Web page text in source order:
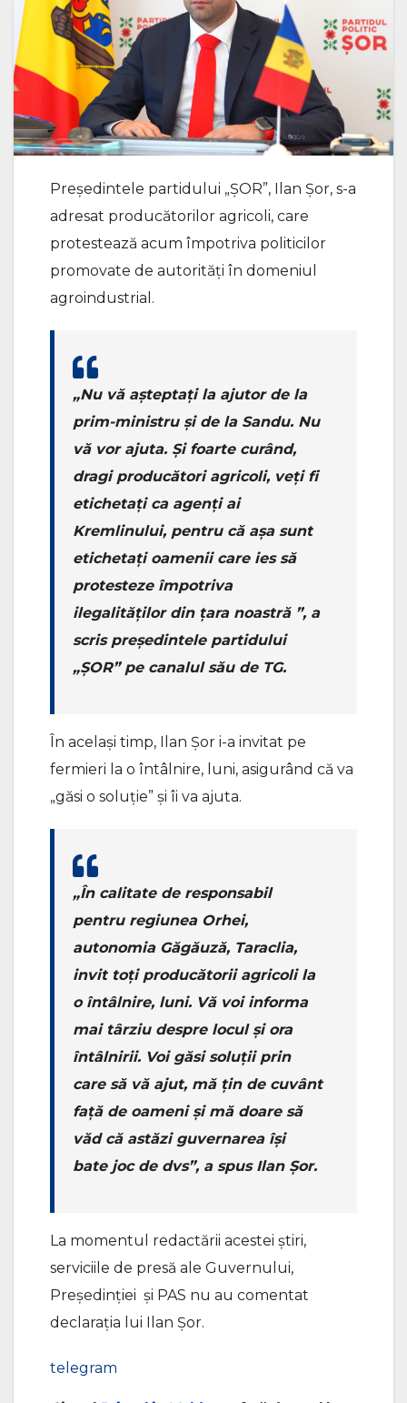
Președintele partidului „ȘOR”, Ilan Șor, s-a
adresat producătorilor agricoli, care
protestează acum împotriva politicilor
promovate de autorități în domeniul
agroindustrial.
„Nu vă așteptați la ajutor de la
prim-ministru și de la Sandu. Nu
vă vor ajuta. Și foarte curând,
dragi producători agricoli, veți fi
etichetați ca agenți ai
Kremlinului, pentru că așa sunt
etichetați oamenii care ies să
protesteze împotriva
ilegalităților din țara noastră ”, a
scris președintele partidului
„ȘOR” pe canalul său de TG.
În același timp, Ilan Șor i-a invitat pe
fermieri la o întâlnire, luni, asigurând că va
„găsi o soluție” și îi va ajuta.
„În calitate de responsabil
pentru regiunea Orhei,
autonomia Găgăuză, Taraclia,
invit toți producătorii agricoli la
o întâlnire, luni. Vă voi informa
mai târziu despre locul și ora
întâlnirii. Voi găsi soluții prin
care să vă ajut, mă țin de cuvânt
față de oameni și mă doare să
văd că astăzi guvernarea își
bate joc de dvs”, a spus Ilan Șor.
La momentul redactării acestei știri,
serviciile de presă ale Guvernului,
Președinției și PAS nu au comentat
declarația lui Ilan Șor.
telegram